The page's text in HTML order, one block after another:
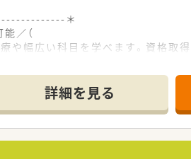
＊
／（
や幅広い科目を学べます。資格取
＊
場所に位置しており、複数名の体
をはじめとした、非常に幅広い
すが、最新の調剤システムをいち
詳細を見る